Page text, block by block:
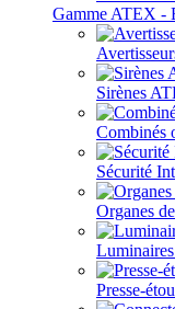
Gamme ATEX -
Sirènes
Combinés
Sécurité
Organes
Presse-